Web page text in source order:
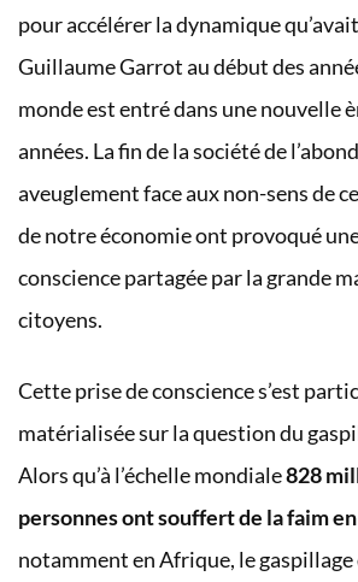
pour accélérer la dynamique
Guillaume Garrot au début des
monde est entré dans une nouvelle
années. La fin de la société de
aveuglement face aux non-sens de
de notre économie ont provoqué
conscience partagée par la grande
citoyens.
Cette prise de conscience s’est
matérialisée sur la question du
Alors qu’à l’échelle mondiale828
personnes ont souffert de la faim
notamment en Afrique, le gaspillage